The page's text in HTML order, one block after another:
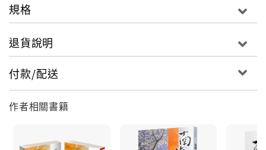
規格
退貨說明
付款/配送
作者相關書籍